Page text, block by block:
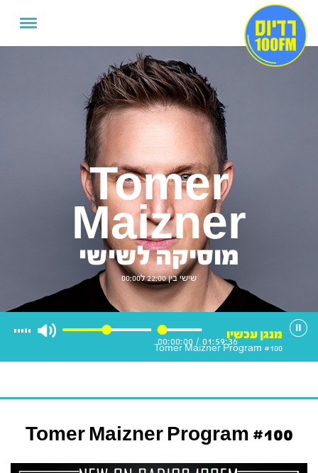
Tomer
Maizner
מוסיקה לשישי
שישי בין 22:00 ל00:00
01:59:36
/
00:00:00
מנגן עכשיו
Tomer Maizner Program #100
Tomer Maizner Program #100